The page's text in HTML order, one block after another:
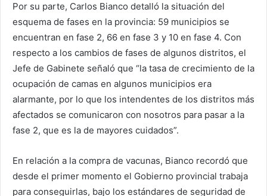
Por su parte, Carlos Bianco detalló la situación del
esquema de fases en la provincia: 59 municipios se
encuentran en fase 2, 66 en fase 3 y 10 en fase 4. Con
respecto a los cambios de fases de algunos distritos, el
Jefe de Gabinete señaló que “la tasa de crecimiento de la
ocupación de camas en algunos municipios era
alarmante, por lo que los intendentes de los distritos más
afectados se comunicaron con nosotros para pasar a la
fase 2, que es la de mayores cuidados”.
En relación a la compra de vacunas, Bianco recordó que
desde el primer momento el Gobierno provincial trabaja
para conseguirlas, bajo los estándares de seguridad de